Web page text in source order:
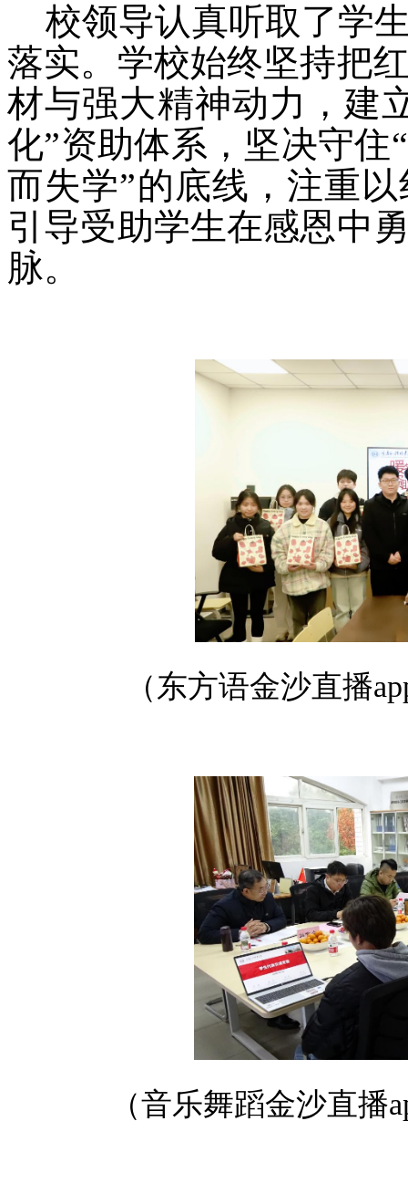
校领导认真听取了学
落实。学校始终坚持把
材与强大精神动力，建
化”资助体系，坚决守
而失学”的底线，注重
引导受助学生在感恩中
脉。
（东方语金沙直播
（音乐舞蹈金沙直播